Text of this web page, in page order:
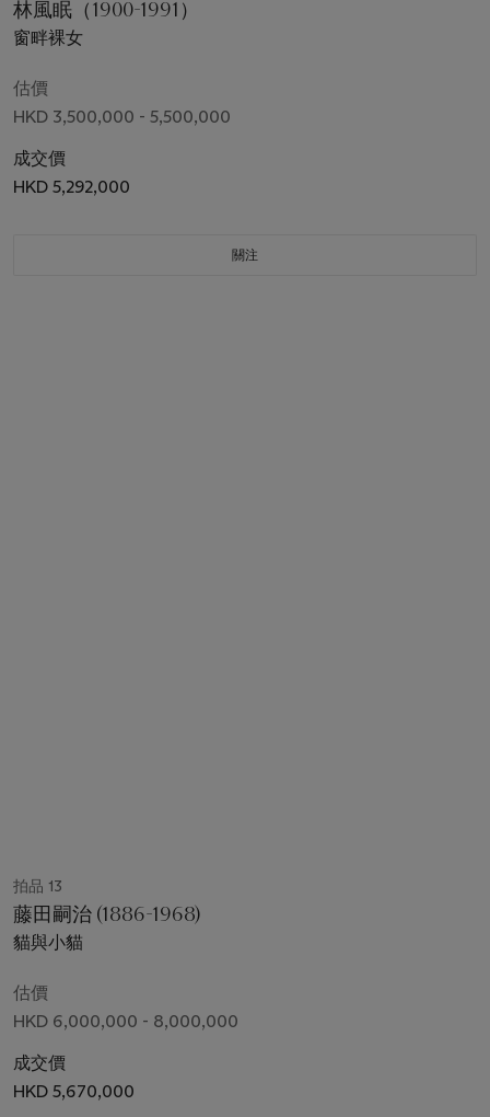
林風眠（1900-1991）
窗畔裸女
估價
HKD 3,500,000 - 5,500,000
成交價
HKD 5,292,000
關注
拍品 13
藤田嗣治 (1886-1968)
貓與小貓
估價
HKD 6,000,000 - 8,000,000
成交價
HKD 5,670,000